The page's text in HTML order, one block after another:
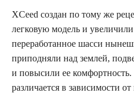
XCeed создан по тому же
легковую модель и
переработанное шасси
приподняли над землей,
и повысили ее
различается в зависимости